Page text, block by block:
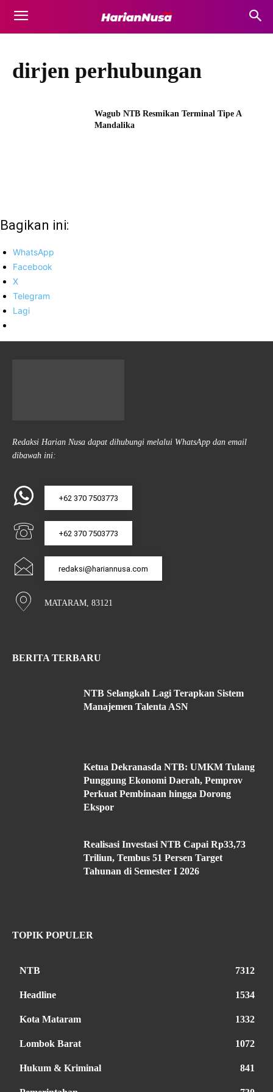
dirjen perhubungan
Wagub NTB Resmikan Terminal Tipe A
Mandalika
Bagikan ini:
WhatsApp
Facebook
X
Telegram
Lagi
Redaksi Harian Nusa dapat dihubungi melalui WhatsApp dan email
dibawah ini:
+62 370 7503773
+62 370 7503773
redaksi@hariannusa.com
MATARAM, 83121
BERITA TERBARU
NTB Selangkah Lagi Terapkan Sistem
Manajemen Talenta ASN
Ketua Dekranasda NTB: UMKM Tulang
Punggung Ekonomi Daerah, Pemprov
Perkuat Pembinaan hingga Dorong
Ekspor
Realisasi Investasi NTB Capai Rp33,73
Triliun, Tembus 51 Persen Target
Tahunan di Semester I 2026
TOPIK POPULER
NTB 7312
Headline 1534
Kota Mataram 1332
Lombok Barat 1072
Hukum & Kriminal 841